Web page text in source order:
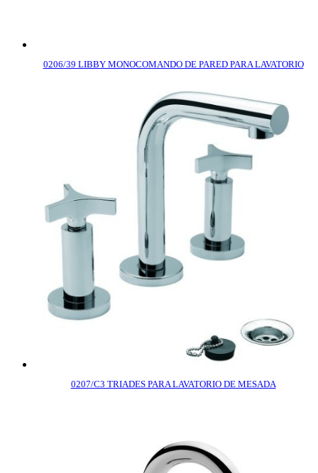
0206/39 LIBBY MONOCOMANDO DE PARED PARA LAVATORIO
0207/C3 TRIADES PARA LAVATORIO DE MESADA